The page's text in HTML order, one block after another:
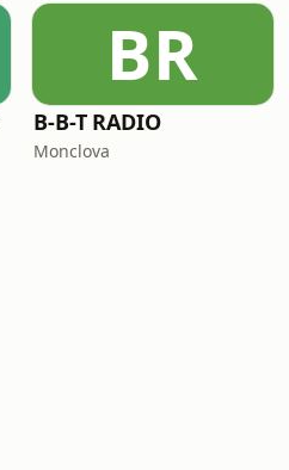
BR
B-B-T RADIO
Monclova